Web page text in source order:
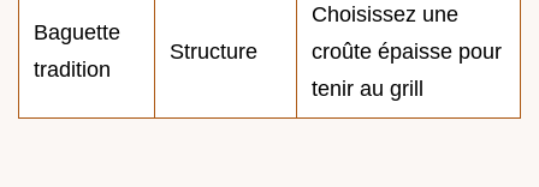
Baguette
tradition
Structure
Choisissez une
croûte épaisse pour
tenir au grill